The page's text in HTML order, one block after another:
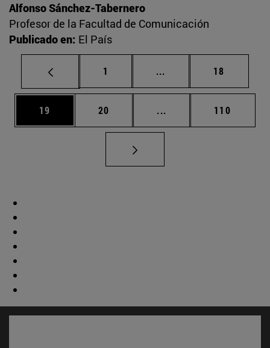
Alfonso Sánchez-Tabernero
Profesor de la Facultad de Comunicación
Publicado en: El País
Página
1 ... Páginas intermedias
Página
18
Página
19 Página
20 ... Páginas intermedias
Página
110